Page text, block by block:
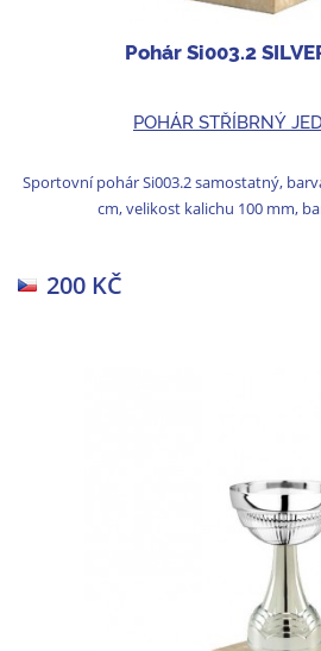
Pohár Si003.2
POHÁR STŘÍBRNÝ
Sportovní pohár Si003.2 samostatný,
cm, velikost kalichu 100 mm,
200 KČ